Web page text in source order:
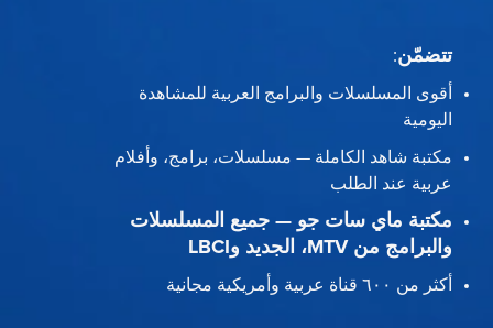
تتضمّن:
أقوى المسلسلات والبرامج العربية للمشاهدة
اليومية
مكتبة شاهد الكاملة — مسلسلات، برامج، وأفلام
عربية عند الطلب
مكتبة ماي سات جو — جميع المسلسلات
والبرامج من MTV، الجديد وLBCI
أكثر من ٦٠٠ قناة عربية وأمريكية مجانية